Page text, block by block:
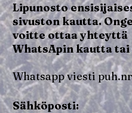
Lipunosto
sivuston kautta.
voitte ottaa yhteyttä
WhatsApin kautta
Whatsapp viesti
Sähköposti: